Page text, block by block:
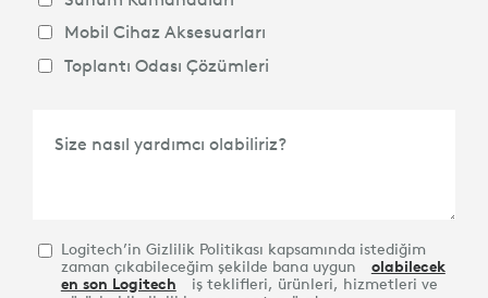
Mobil Cihaz Aksesuarları
Toplantı Odası Çözümleri
Size nasıl yardımcı olabiliriz?
Logitech’in Gizlilik Politikası kapsamında istediğim
zaman çıkabileceğim şekilde bana uygun
olabilecek
en son Logitech
iş teklifleri, ürünleri, hizmetleri ve